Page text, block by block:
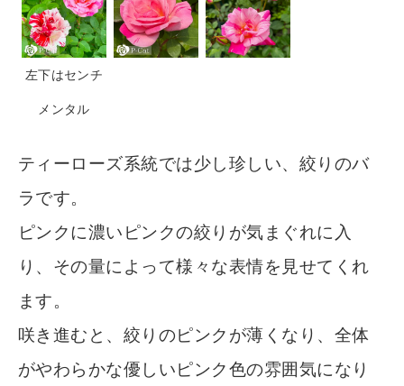
左下はセンチ
メンタル
ティーローズ系統では少し珍しい、絞りのバ
ラです。
ピンクに濃いピンクの絞りが気まぐれに入
り、その量によって様々な表情を見せてくれ
ます。
咲き進むと、絞りのピンクが薄くなり、全体
がやわらかな優しいピンク色の雰囲気になり